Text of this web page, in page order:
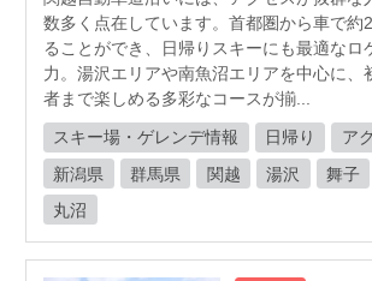
数多く点在しています。首都圏から車で約
ることができ、日帰りスキーにも最適なロ
力。湯沢エリアや南魚沼エリアを中心に、
者まで楽しめる多彩なコースが揃...
スキー場・ゲレンデ情報 日帰り
ア
新潟県
群馬県 関越 湯沢 舞子
丸沼